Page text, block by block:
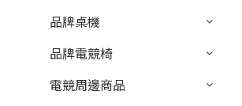
品牌桌機
品牌電競椅
電競周邊商品